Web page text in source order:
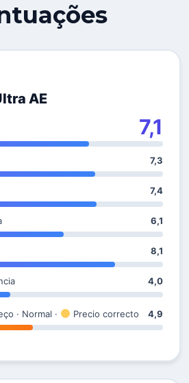
AE
7,1
7,3
7,4
6,1
8,1
4,0
· Normal · Precio correcto 4,9